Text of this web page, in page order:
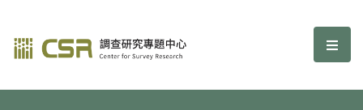
調查研究—方法與應用期刊 選